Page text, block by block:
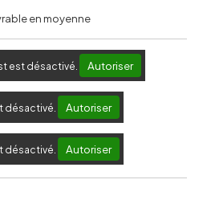
en moyenne
est désactivé. Autoriser
désactivé. Autoriser
désactivé. Autoriser